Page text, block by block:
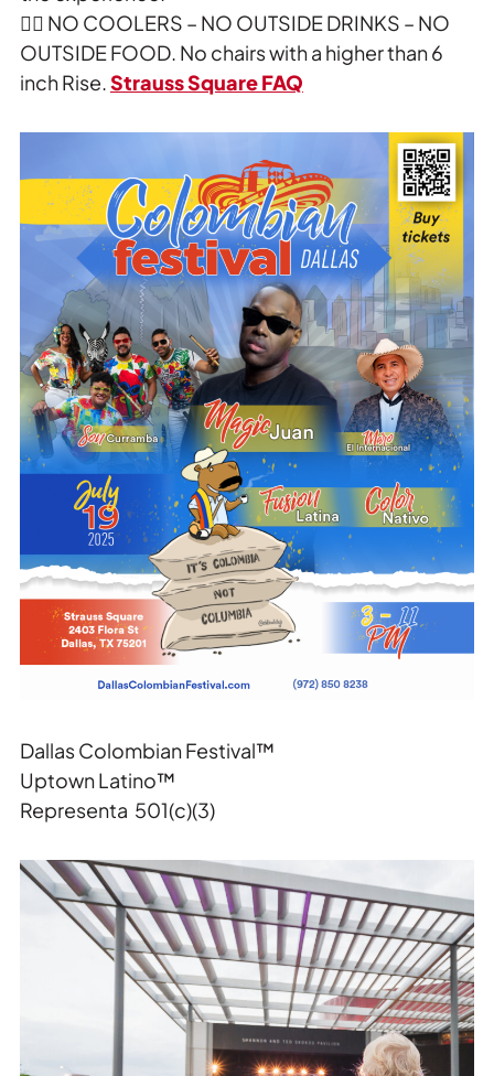
🙅‍♂️ NO COOLERS – NO OUTSIDE DRINKS – NO
OUTSIDE FOOD. No chairs with a higher than 6
inch Rise.Strauss Square FAQ
Dallas Colombian Festival™
Uptown Latino™
Representa 501(c)(3)